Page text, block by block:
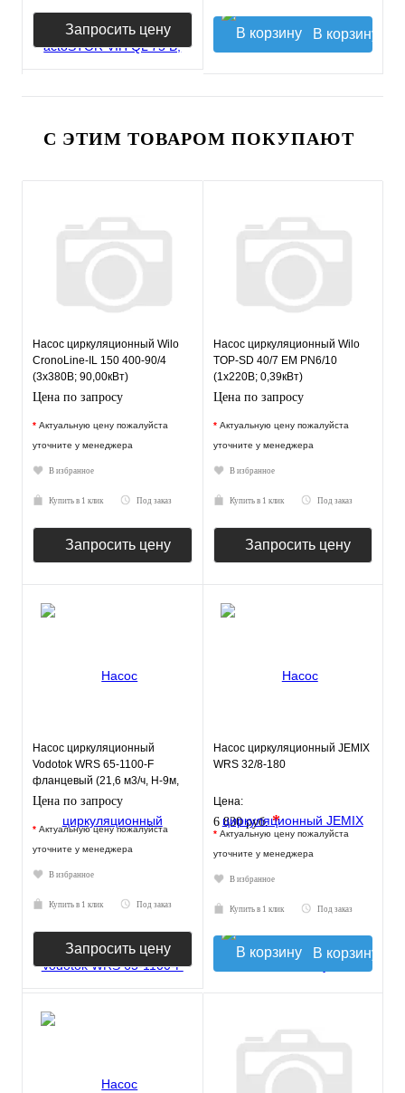
Запросить цену В корзину
С ЭТИМ ТОВАРОМ ПОКУПАЮТ
Насос циркуляционный Wilo
CronoLine-IL 150 400-90/4
(3х380В; 90,00кВт)
Цена по запросу
* Актуальную цену пожалуйста
уточните у менеджера
В избранное
Купить в 1 клик Под заказ
Запросить цену
Насос циркуляционный Wilo
TOP-SD 40/7 EM PN6/10
(1х220В; 0,39кВт)
Цена по запросу
* Актуальную цену пожалуйста
уточните у менеджера
В избранное
Купить в 1 клик Под заказ
Запросить цену
Насос циркуляционный
Vodotok WRS 65-1100-F
фланцевый (21,6 м3/ч, Н-9м,
300мм)
Цена по запросу
* Актуальную цену пожалуйста
уточните у менеджера
В избранное
Купить в 1 клик Под заказ
Запросить цену
Насос циркуляционный JEMIX
WRS 32/8-180
Цена:
6 830 руб.*
* Актуальную цену пожалуйста
уточните у менеджера
В избранное
Купить в 1 клик Под заказ
В корзину